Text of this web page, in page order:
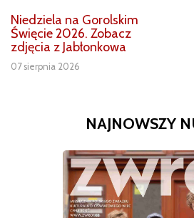
Niedziela na Gorolskim
Święcie 2026. Zobacz
zdjęcia z Jabłonkowa
07 sierpnia 2026
NAJNOWSZY